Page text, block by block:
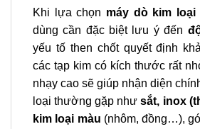
Khi lựa chọn máy dò kim loại
dùng cần đặc biệt lưu ý đến
yếu tố then chốt quyết định
các tạp kim có kích thước rất
nhạy cao sẽ giúp nhận diện
loại thường gặp nhưsắt, inox
kim loại màu (nhôm, đồng…),